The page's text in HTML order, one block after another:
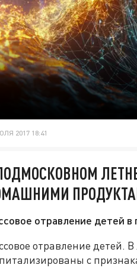
2017 18:41
отравление детей
отравление детей.
с